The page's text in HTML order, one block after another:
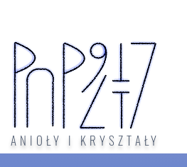
ANIOŁY I KRYSZTAŁY